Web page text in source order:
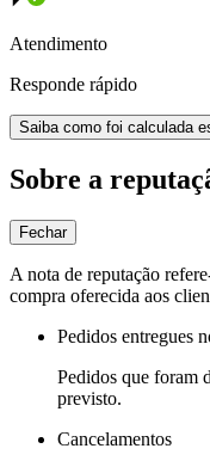
Atendimento
Responde rápido
Saiba como foi calculada
Sobre a
Fechar
A nota de reputação
compra oferecida aos
Pedidos entregues
Pedidos que foram
previsto.
Cancelamentos